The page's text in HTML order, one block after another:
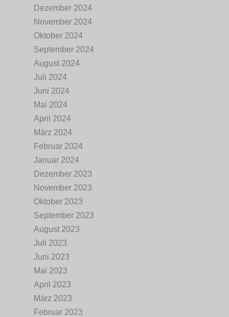
Dezember 2024
November 2024
Oktober 2024
September 2024
August 2024
Juli 2024
Juni 2024
Mai 2024
April 2024
März 2024
Februar 2024
Januar 2024
Dezember 2023
November 2023
Oktober 2023
September 2023
August 2023
Juli 2023
Juni 2023
Mai 2023
April 2023
März 2023
Februar 2023